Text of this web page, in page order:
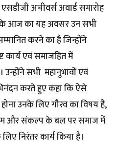
अचीवर्स अवार्ड समारोह
आज का यह अवसर उन सभी
करने का है जिन्होंने
कार्य एवं समाजहित में
सभी महानुभावों एवं
करते हुए कहा कि ऐसे
उनके लिए गौरव का विषय है,
और संकल्प के बल पर समाज में
निरंतर कार्य किया है।